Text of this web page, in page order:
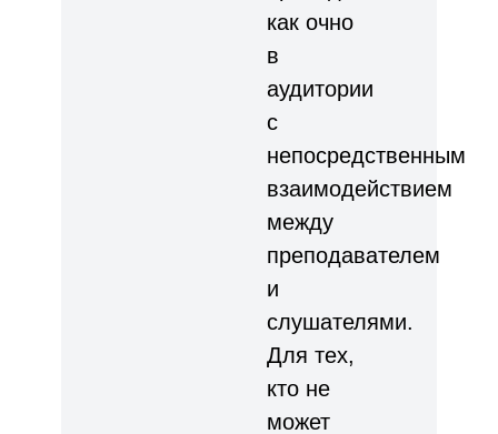
как очно
в
аудитории
с
непосредственным
взаимодействием
между
преподавателем
и
слушателями.
Для тех,
кто не
может